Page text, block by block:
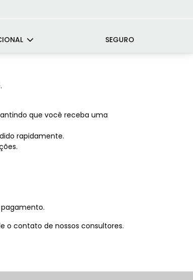
SEGURO
que você receba uma
rapidamente.
o contato de nossos consultores.